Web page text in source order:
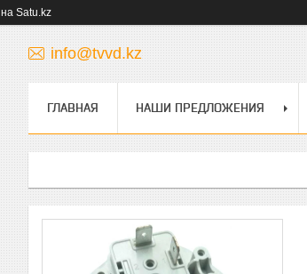
на Satu.kz
info@tvvd.kz
ГЛАВНАЯ НАШИ ПРЕДЛОЖЕНИЯ